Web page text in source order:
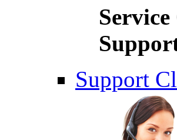
Support